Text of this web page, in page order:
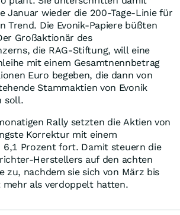
Januar wieder die 200-Tage-Linie für
Trend. Die Evonik-Papiere büßten
Großaktionär des
die RAG-Stiftung, will eine
mit einem Gesamtnennbetrag
Euro begeben, die dann von
Stammaktien von Evonik
soll.
Rally setzten die Aktien von
Korrektur mit einem
6,1 Prozent fort. Damit steuern die
Herstellers auf den achten
zu, nachdem sie sich von März bis
mehr als verdoppelt hatten.